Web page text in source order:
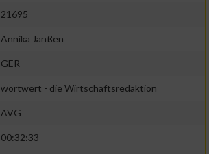
21695
Annika Janßen
GER
wortwert - die Wirtschaftsredaktion
AVG
00:32:33